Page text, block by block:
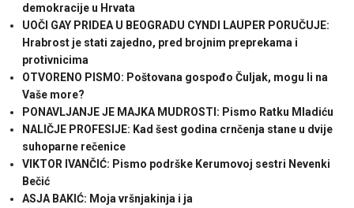
demokracije u Hrvata
UOČI GAY PRIDEA U BEOGRADU CYNDI LAUPER PORUČUJE:
Hrabrost je stati zajedno, pred brojnim preprekama i
protivnicima
OTVORENO PISMO: Poštovana gospođo Čuljak, mogu li na
Vaše more?
PONAVLJANJE JE MAJKA MUDROSTI: Pismo Ratku Mladiću
NALIČJE PROFESIJE: Kad šest godina crnčenja stane u dvije
suhoparne rečenice
VIKTOR IVANČIĆ: Pismo podrške Kerumovoj sestri Nevenki
Bečić
ASJA BAKIĆ: Moja vršnjakinja i ja